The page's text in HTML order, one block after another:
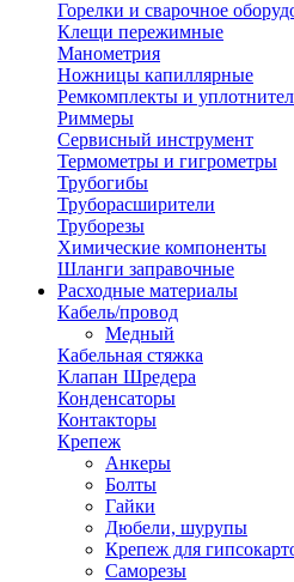
Горелки и сварочное
Клещи пережимные
Манометрия
Ножницы капиллярные
Ремкомплекты и
Риммеры
Сервисный инструмент
Термометры и гигрометры
Трубогибы
Труборасширители
Труборезы
Химические компоненты
Шланги заправочные
Расходные материалы
Кабель/провод
Медный
Кабельная стяжка
Клапан Шредера
Конденсаторы
Контакторы
Крепеж
Анкеры
Болты
Гайки
Дюбели, шурупы
Крепеж для
Саморезы